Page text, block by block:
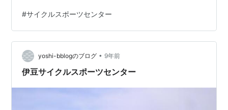
ーで行きました。楽でしたあが3900円とお高めだったの
で、バスのほうが安上がりと思います。
www.nomulog.com よかったところ あまり混雑していま
せん！ テーマパークというと開演同時に飛び込んで、い
かに何回アトラクションを乗るかでルート考えたり待ち
#サイクルスポーツセンター
yoshi-bblogのブログ • 9年前
伊豆サイクルスポーツセンター